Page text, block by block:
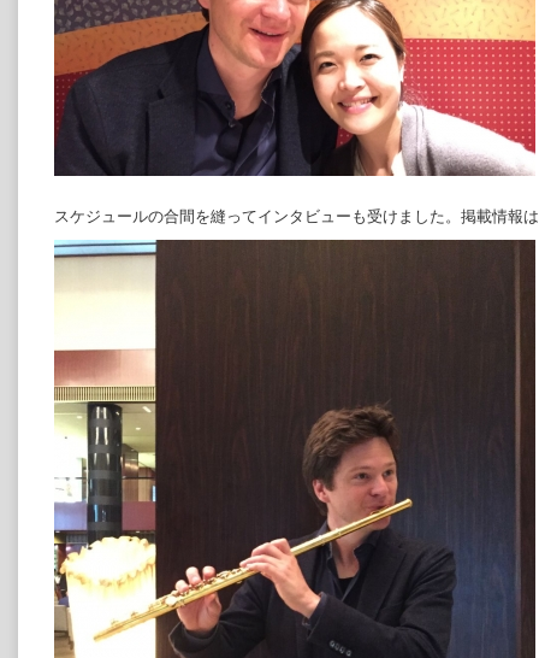
スケジュールの合間を縫ってインタビューも受けました。掲載情報